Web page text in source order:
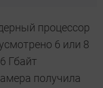
процессор
6 или 8
Гбайт
получила